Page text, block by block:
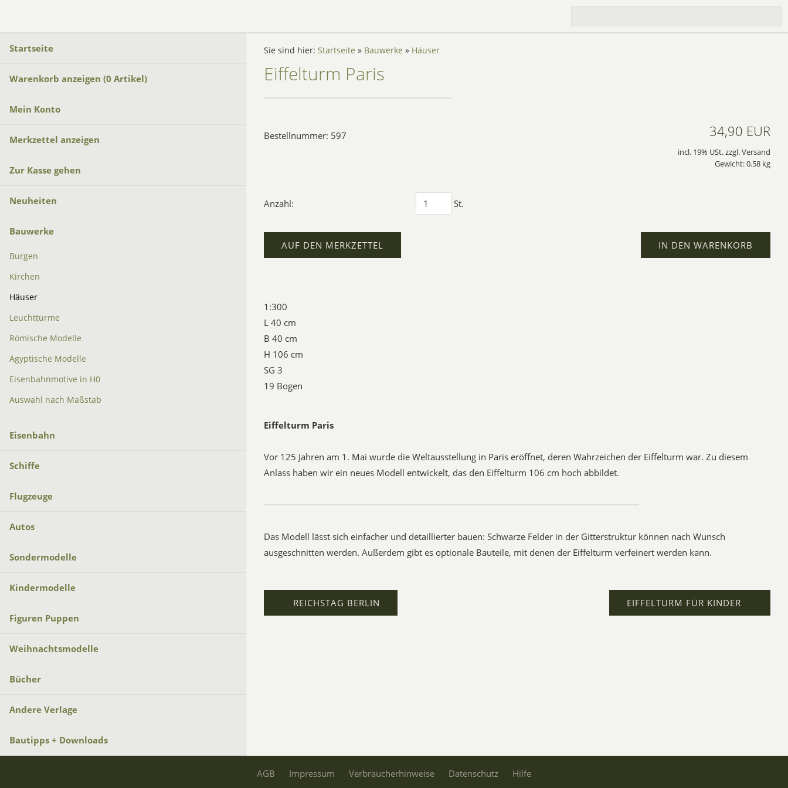
Startseite
Warenkorb anzeigen (0 Artikel)
Mein Konto
Merkzettel anzeigen
Zur Kasse gehen
Neuheiten
Bauwerke
Burgen
Kirchen
Häuser
Leuchttürme
Römische Modelle
Ägyptische Modelle
Eisenbahnmotive in H0
Auswahl nach Maßstab
Eisenbahn
Schiffe
Flugzeuge
Autos
Sondermodelle
Kindermodelle
Figuren Puppen
Weihnachtsmodelle
Bücher
Andere Verlage
Bautipps + Downloads
Sie sind hier: Startseite » Bauwerke » Häuser
Eiffelturm Paris
Bestellnummer: 597 34,90 EUR
incl. 19% USt. zzgl. Versand
Gewicht: 0.58 kg
Anzahl: St.
IN DEN WARENKORB
AUF DEN MERKZETTEL
1:300
L 40 cm
B 40 cm
H 106 cm
SG 3
19 Bogen
Eiffelturm Paris
Vor 125 Jahren am 1. Mai wurde die Weltausstellung in Paris eröffnet, deren Wahrzeichen der Eiffelturm war. Zu diesem
Anlass haben wir ein neues Modell entwickelt, das den Eiffelturm 106 cm hoch abbildet.
Das Modell lässt sich einfacher und detaillierter bauen: Schwarze Felder in der Gitterstruktur können nach Wunsch
ausgeschnitten werden. Außerdem gibt es optionale Bauteile, mit denen der Eiffelturm verfeinert werden kann.
REICHSTAG BERLIN EIFFELTURM FÜR KINDER
AGB Impressum Verbraucherhinweise Datenschutz Hilfe